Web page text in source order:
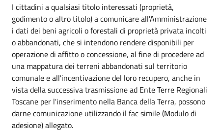
I cittadini a qualsiasi titolo interessati (proprietà,
godimento o altro titolo) a comunicare all'Amministrazione
i dati dei beni agricoli o forestali di proprietà privata incolti
o abbandonati, che si intendono rendere disponibili per
operazione di affitto o concessione, al fine di procedere ad
una mappatura dei terreni abbandonati sul territorio
comunale e all'incentivazione del loro recupero, anche in
vista della successiva trasmissione ad Ente Terre Regionali
Toscane per l'inserimento nella Banca della Terra, possono
darne comunicazione utilizzando il fac simile (Modulo di
adesione) allegato.